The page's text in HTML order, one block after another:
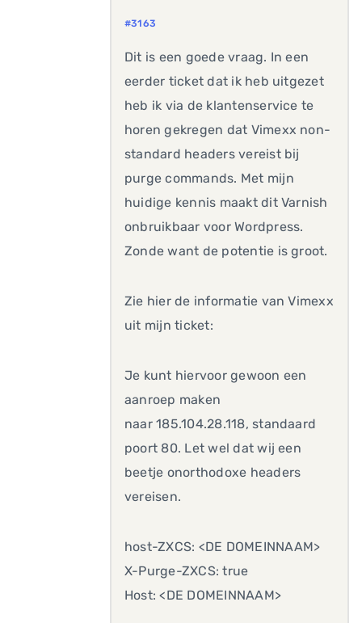
#3163
Dit is een goede vraag. In een
eerder ticket dat ik heb uitgezet
heb ik via de klantenservice te
horen gekregen dat Vimexx non-
standard headers vereist bij
purge commands. Met mijn
huidige kennis maakt dit Varnish
onbruikbaar voor Wordpress.
Zonde want de potentie is groot.
Zie hier de informatie van Vimexx
uit mijn ticket:
Je kunt hiervoor gewoon een
aanroep maken
naar 185.104.28.118, standaard
poort 80. Let wel dat wij een
beetje onorthodoxe headers
vereisen.
host-ZXCS: <DE DOMEINNAAM>
X-Purge-ZXCS: true
Host: <DE DOMEINNAAM>